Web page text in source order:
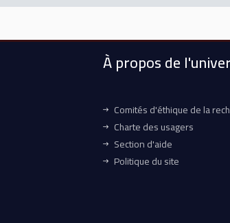
À propos de
Comités d'éthique de la
Charte des usagers
Section d'aide
Politique du site